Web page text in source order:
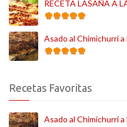
RECETA LASAÑA A
Asado al Chimichurri a
Recetas Favoritas
Asado al Chimichurri a